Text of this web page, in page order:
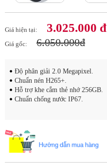
Giá hiện tại: 3.025.000 đ
Giá gốc: 6.050.000đ
Độ phân giải 2.0 Megapixel.
Chuẩn nén H265+.
Hỗ trợ khe cắm thẻ nhớ 256GB.
Chuẩn chống nước IP67.